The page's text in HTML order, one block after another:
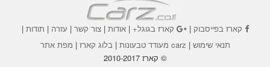
קארז בפייסבוק| קארז בגוגל+|אודות |צור קשר | עזרה | תודות |
תנאי שימוש | carz מעודד טבעונות |בלוג קארז | מפת אתר
© קארז 2010-2017